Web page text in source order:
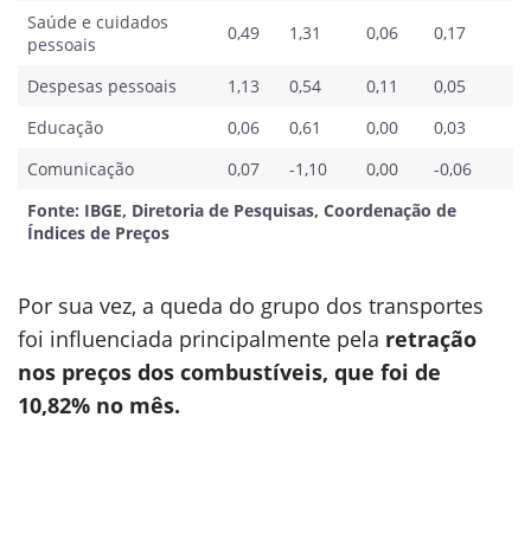
Saúde e cuidados
pessoais
0,49 1,31 0,06 0,17
Despesas pessoais 1,13 0,54 0,11
0,05
Educação
0,06 0,61 0,00
0,03
Comunicação
0,07 -1,10 0,00
-0,06
Fonte: IBGE, Diretoria de Pesquisas, Coordenação de
Índices de Preços
Por sua vez, a queda do grupo dos transportes
foi influenciada principalmente pela retração
nos preços dos combustíveis, que foi de
10,82% no mês.